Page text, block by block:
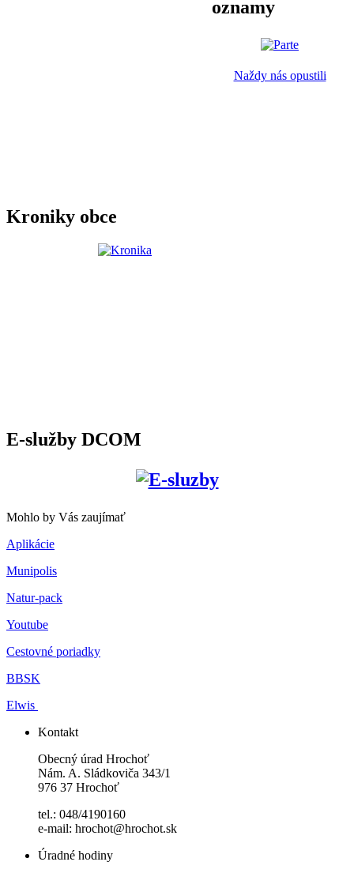
oznamy
Naždy nás opustili
Kroniky obce
E-služby DCOM
Mohlo by Vás zaujímať
Aplikácie
Munipolis
Natur-pack
Youtube
Cestovné poriadky
BBSK
Elwis
Kontakt
Obecný úrad Hrochoť
Nám. A. Sládkoviča 343/1
976 37 Hrochoť
tel.: 048/4190160
e-mail: hrochot@hrochot.sk
Úradné hodiny